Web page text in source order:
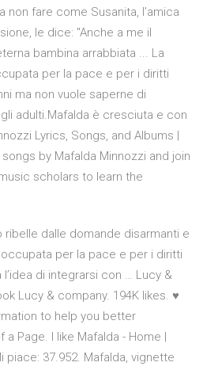
non fare come Susanita, l’amica
le dice: "Anche a me il
bambina arrabbiata ... La
per la pace e per i diritti
ma non vuole saperne di
adulti.Mafalda è cresciuta e con
Lyrics, Songs, and Albums |
by Mafalda Minnozzi and join
scholars to learn the
ribelle dalle domande disarmanti e
per la pace e per i diritti
di integrarsi con … Lucy &
Lucy & company. 194K likes. ♥
to help you better
Page. I like Mafalda - Home |
piace: 37.952. Mafalda, vignette